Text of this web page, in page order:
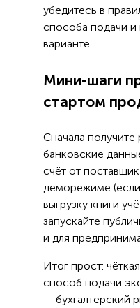
убедитесь в
способа подачи
варианте.
Мини-шаги
стартом
Сначала
банковские
счёт от
деморежиме
выгрузку книги
запускайте
и для
Итог прост:
способ подачи
— бухгалтерский